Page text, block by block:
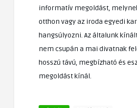
informatív megoldást,
otthon vagy az iroda egyedi
hangsúlyozni. Az általunk
nem csupán a mai divatnak
hosszú távú, megbízható és
megoldást kínál.